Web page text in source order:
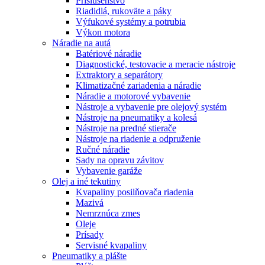
Riadidlá, rukoväte a páky
Výfukové systémy a potrubia
Výkon motora
Náradie na autá
Batériové náradie
Diagnostické, testovacie a meracie nástroje
Extraktory a separátory
Klimatizačné zariadenia a náradie
Náradie a motorové vybavenie
Nástroje a vybavenie pre olejový systém
Nástroje na pneumatiky a kolesá
Nástroje na predné stierače
Nástroje na riadenie a odpruženie
Ručné náradie
Sady na opravu závitov
Vybavenie garáže
Olej a iné tekutiny
Kvapaliny posilňovača riadenia
Mazivá
Nemrznúca zmes
Oleje
Prísady
Servisné kvapaliny
Pneumatiky a plášte